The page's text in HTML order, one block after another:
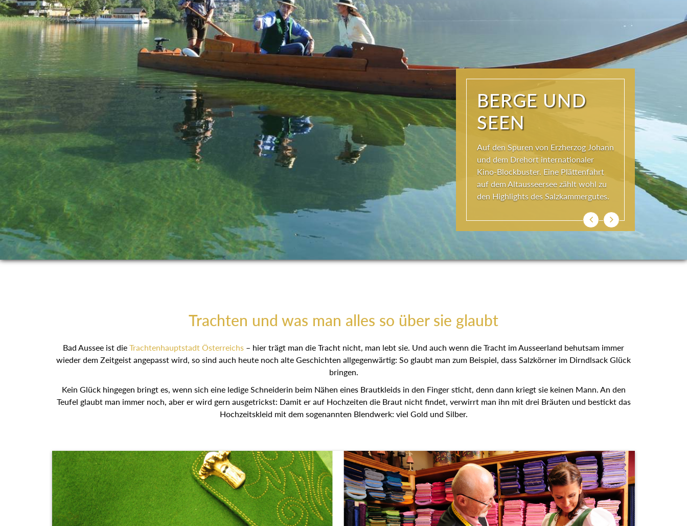
NATUR PUR
Ausseerland neue Kraft und viel
Inspiration. Das Wirkungsvermögen
kommt aus der Natur und ihren
ewigen Gestalten – den Bergen und
Seen.
ZurückWeiter
Trachten und was man alles so über sie glaubt
Bad Aussee ist die Trachtenhauptstadt Österreichs – hier trägt man die Tracht nicht, man lebt sie. Und auch wenn die Tracht im Ausseerland behutsam immer
wieder dem Zeitgeist angepasst wird, so sind auch heute noch alte Geschichten allgegenwärtig: So glaubt man zum Beispiel, dass Salzkörner im Dirndlsack Glück
bringen.
Kein Glück hingegen bringt es, wenn sich eine ledige Schneiderin beim Nähen eines Brautkleids in den Finger sticht, denn dann kriegt sie keinen Mann. An den
Teufel glaubt man immer noch, aber er wird gern ausgetrickst: Damit er auf Hochzeiten die Braut nicht findet, verwirrt man ihn mit drei Bräuten und bestickt das
Hochzeitskleid mit dem sogenannten Blendwerk: viel Gold und Silber.